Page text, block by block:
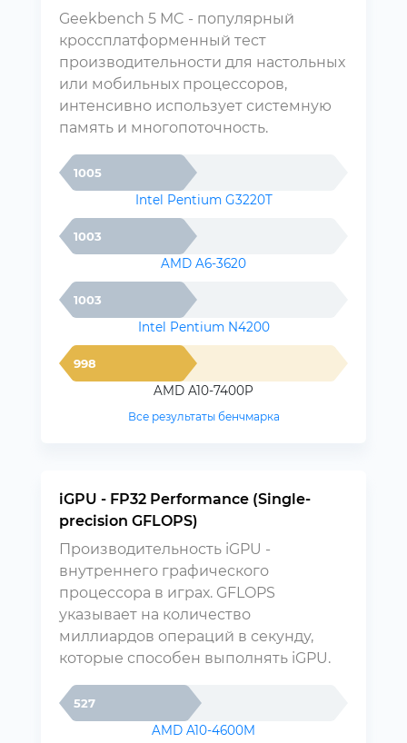
Geekbench 5 MC - популярный
кроссплатформенный тест
производительности для настольных
или мобильных процессоров,
интенсивно использует системную
память и многопоточность.
1005
Intel Pentium G3220T
1003
AMD A6-3620
1003
Intel Pentium N4200
998
AMD A10-7400P
Все результаты бенчмарка
iGPU - FP32 Performance (Single-
precision GFLOPS)
Производительность iGPU -
внутреннего графического
процессора в играх. GFLOPS
указывает на количество
миллиардов операций в секунду,
которые способен выполнять iGPU.
527
AMD A10-4600M